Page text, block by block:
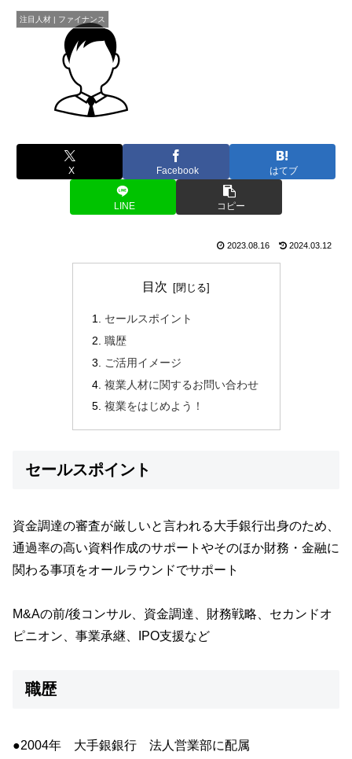
注目人材 | ファイナンス
X Facebook はてブ
LINE コピー
2023.08.16 2024.03.12
目次
セールスポイント
職歴
ご活用イメージ
複業人材に関するお問い合わせ
複業をはじめよう！
セールスポイント
資金調達の審査が厳しいと言われる大手銀行出身のため、
通過率の高い資料作成のサポートやそのほか財務・金融に
関わる事項をオールラウンドでサポート
M&Aの前/後コンサル、資金調達、財務戦略、セカンドオ
ピニオン、事業承継、IPO支援など
職歴
●2004年 大手銀銀行 法人営業部に配属